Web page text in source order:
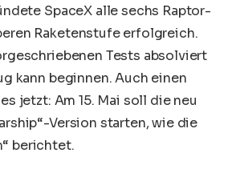
SpaceX alle sechs Raptor-
Raketenstufe erfolgreich.
Tests absolviert
kann beginnen. Auch einen
jetzt: Am 15. Mai soll die neu
Version starten, wie die
berichtet.